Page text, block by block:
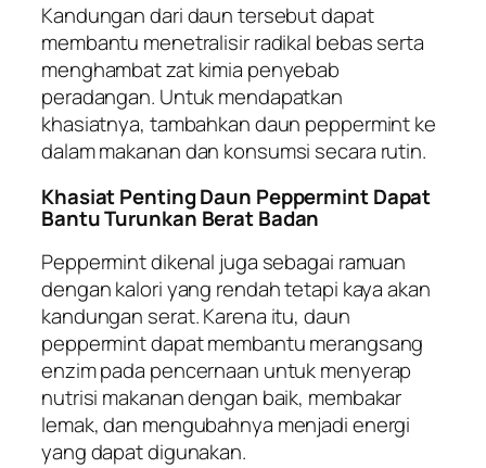
Kandungan dari daun tersebut dapat
membantu menetralisir radikal bebas serta
menghambat zat kimia penyebab
peradangan. Untuk mendapatkan
khasiatnya, tambahkan daun peppermint ke
dalam makanan dan konsumsi secara rutin.
Khasiat Penting Daun Peppermint Dapat
Bantu Turunkan Berat Badan
Peppermint dikenal juga sebagai ramuan
dengan kalori yang rendah tetapi kaya akan
kandungan serat. Karena itu, daun
peppermint dapat membantu merangsang
enzim pada pencernaan untuk menyerap
nutrisi makanan dengan baik, membakar
lemak, dan mengubahnya menjadi energi
yang dapat digunakan.